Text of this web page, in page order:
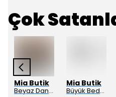
Çok
Mia Butik
Beyaz Dantel Detaylı Çift V Yaka Karşkorse Esnek Bluz
Mia Butik
Büyük Beden Haki Siyah Desenli Hırka